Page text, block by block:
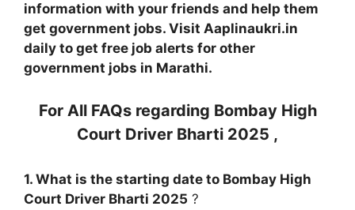
information with your friends and help them
get government jobs. Visit Aaplinaukri.in
daily to get free job alerts for other
government jobs in Marathi.
For All FAQs regarding Bombay High
Court Driver Bharti 2025 ,
1. What is the starting date to Bombay High
Court Driver Bharti 2025 ?